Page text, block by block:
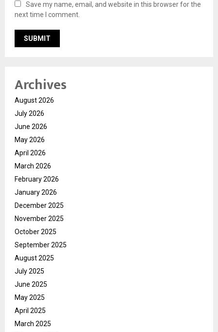
Save my name, email, and website in this browser for the
next time I comment.
Archives
August 2026
July 2026
June 2026
May 2026
April 2026
March 2026
February 2026
January 2026
December 2025
November 2025
October 2025
September 2025
August 2025
July 2025
June 2025
May 2025
April 2025
March 2025